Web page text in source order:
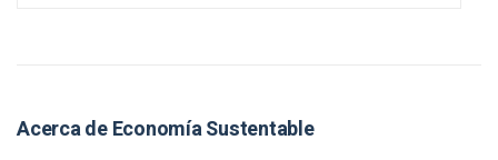
Acerca de Economía Sustentable